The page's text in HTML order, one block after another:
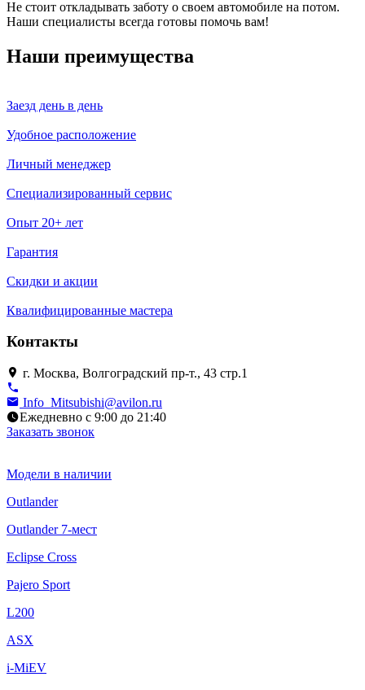
Не стоит откладывать заботу о своем автомобиле на потом.
Наши специалисты всегда готовы помочь вам!
Наши преимущества
Заезд день в день
Удобное расположение
Личный менеджер
Специализированный сервис
Опыт 20+ лет
Гарантия
Скидки и акции
Квалифицированные мастера
Контакты
г. Москва, Волгоградский пр-т., 43 стр.1
Info_Mitsubishi@avilon.ru
Ежедневно с 9:00 до 21:40
Заказать звонок
Модели в наличии
Outlander
Outlander 7-мест
Eclipse Cross
Pajero Sport
L200
ASX
i-MiEV